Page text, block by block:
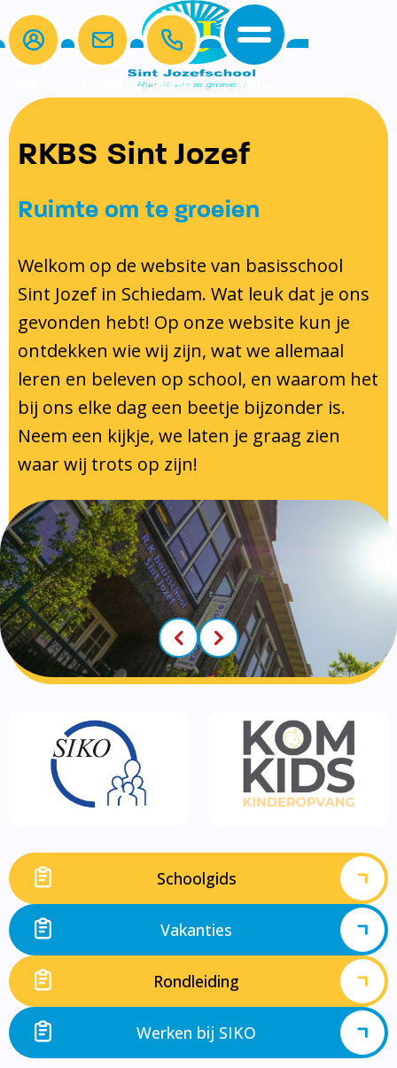
Home
De school
Schoolregels
Formulieren
Schoolgids en kalender
Kalender 2025-2026
Schooltijden
Ons Team
Gymrooster
Vakanties en Lesvrije dagen
Klachtenregeling
Privacy regelement
Partners
Ouders
Ouders
Medezeggenschapsraad
Ouderbijdrage
Samen Leren
Lezen
Taal
Rekenen
Protocollen
Protocol omgang met gescheiden
ouders
Pestprotocol
Gedragsprotocol
Luizenprotocol
Inspectie en leerplicht
Inschrijven en indelen van leerlingen
Tussenschoolse opvang
Voorschoolse- en naschoolse
opvang
Contact
Bellen Menu
RKBS Sint Jozef
Ruimte om te groeien
Welkom op de website van basisschool
Sint Jozef in Schiedam. Wat leuk dat je ons
gevonden hebt! Op onze website kun je
ontdekken wie wij zijn, wat we allemaal
leren en beleven op school, en waarom het
bij ons elke dag een beetje bijzonder is.
Neem een kijkje, we laten je graag zien
waar wij trots op zijn!
Schoolgids
Vakanties
Rondleiding
Werken bij SIKO